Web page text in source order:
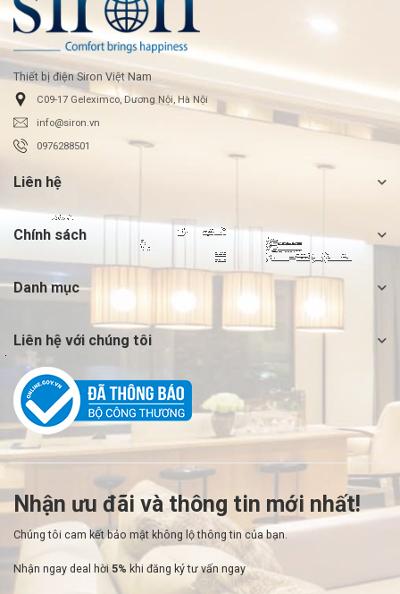
Thiết bị điện Siron Việt Nam
C09-17 Geleximco, Dương Nội, Hà Nội
info@siron.vn
0976288501
Liên hệ
Chính sách
Danh mục
Liên hệ với chúng tôi
Nhận ưu đãi và thông tin mới nhất!
Chúng tôi cam kết bảo mật không lộ thông tin của bạn.
Nhận ngay deal hời 5% khi đăng ký tư vấn ngay